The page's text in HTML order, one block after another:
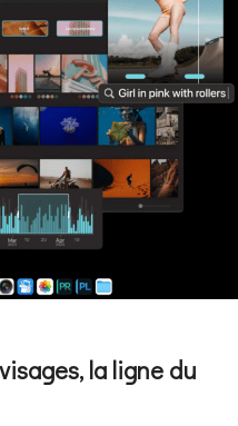
la ligne du